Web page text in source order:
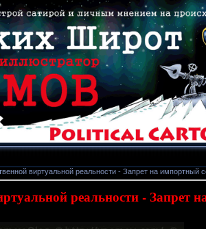
виртуальной реальности - Запрет на импортный
реальности -